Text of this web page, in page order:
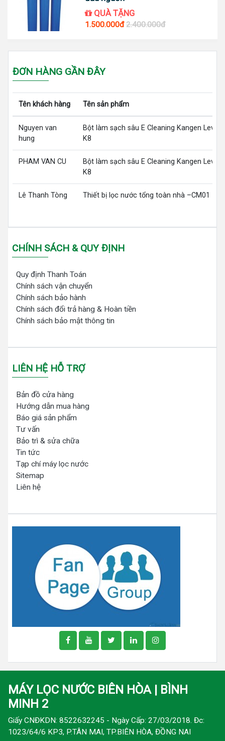
QUÀ TẶNG
1.500.000đ 2.400.000đ
ĐƠN HÀNG GẦN ĐÂY
Tên khách hàng Tên sản phẩm
Nguyen van
hung
Bột làm sạch sâu E Cleaning Kangen
K8
PHAM VAN CU
Bột làm sạch sâu E Cleaning Kangen
K8
Lê Thanh Tòng Thiết bị lọc nước tổng toàn nhà –CM01
CHÍNH SÁCH & QUY ĐỊNH
Quy định Thanh Toán
Chính sách vận chuyển
Chính sách bảo hành
Chính sách đổi trả hàng & Hoàn tiền
Chính sách bảo mật thông tin
LIÊN HỆ HỖ TRỢ
Bản đồ cửa hàng
Hướng dẫn mua hàng
Báo giá sản phẩm
Tư vấn
Bảo trì & sửa chữa
Tin tức
Tạp chí máy lọc nước
Sitemap
Liên hệ
MÁY LỌC NƯỚC BIÊN HÒA | BÌNH
MINH 2
Giấy CNĐKDN: 8522632245 - Ngày Cấp: 27/03/2018. Đc:
1023/64/6 KP3, P.TÂN MAI, TP.BIÊN HÒA, ĐỒNG NAI